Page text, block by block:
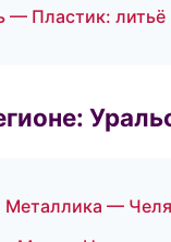
— Пластик: литьё
Металлика —